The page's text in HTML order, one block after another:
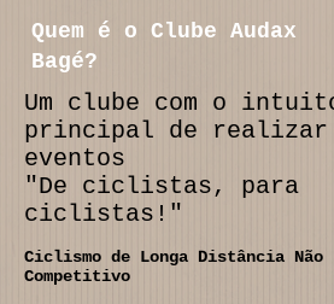
Quem é o Clube Audax
Bagé?
Um clube com o
principal de realizar
eventos
"De ciclistas, para
ciclistas!"
Ciclismo de Longa Distância Não
Competitivo